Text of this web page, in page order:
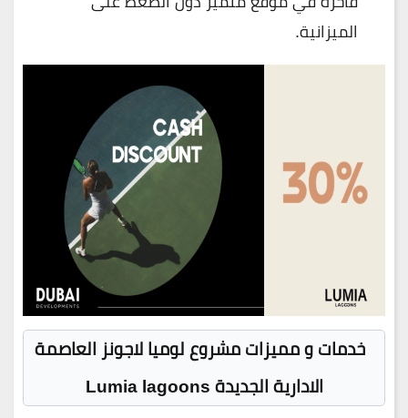
الميزانية.
خدمات و مميزات مشروع لوميا لاجونز العاصمة
الادارية الجديدةLumia lagoons